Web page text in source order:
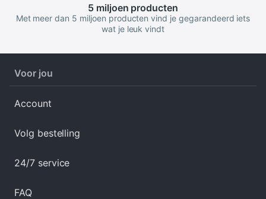
5 miljoen producten
Met meer dan 5 miljoen producten vind je gegarandeerd iets
wat je leuk vindt
Voor jou
Account
Volg bestelling
24/7 service
FAQ